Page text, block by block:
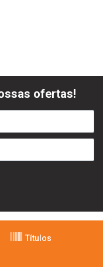
ofertas!
Títulos